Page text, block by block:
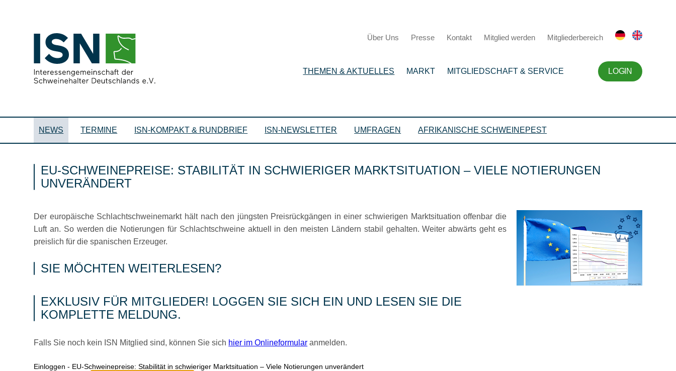
Über Uns Presse Kontakt Mitglied werden Mitgliederbereich
THEMEN & AKTUELLES MARKT MITGLIEDSCHAFT & SERVICE LOGIN
NEWS TERMINE ISN-KOMPAKT & RUNDBRIEF ISN-NEWSLETTER UMFRAGEN AFRIKANISCHE SCHWEINEPEST
EU-SCHWEINEPREISE: STABILITÄT IN SCHWIERIGER MARKTSITUATION – VIELE NOTIERUNGEN
UNVERÄNDERT
Der europäische Schlachtschweinemarkt hält nach den jüngsten Preisrückgängen in einer schwierigen Marktsituation offenbar die
Luft an. So werden die Notierungen für Schlachtschweine aktuell in den meisten Ländern stabil gehalten. Weiter abwärts geht es
preislich für die spanischen Erzeuger.
SIE MÖCHTEN WEITERLESEN?
EXKLUSIV FÜR MITGLIEDER! LOGGEN SIE SICH EIN UND LESEN SIE DIE
KOMPLETTE MELDUNG.
Falls Sie noch kein ISN Mitglied sind, können Sie sich hier im Onlineformular anmelden.
Ein­log­gen - EU-Schweinepreise: Stabilität in schwieriger Marktsituation – Viele Notierungen unverändert